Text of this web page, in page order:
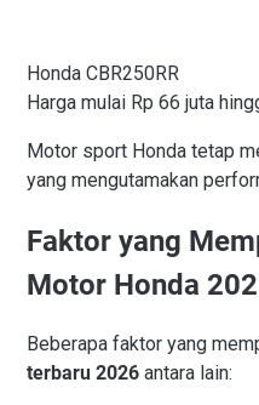
Honda CBR250RR
Harga mulai Rp 66 juta
Motor sport Honda tetap
yang mengutamakan
Faktor yang
Motor Honda
Beberapa faktor yang
terbaru 2026 antara lain: